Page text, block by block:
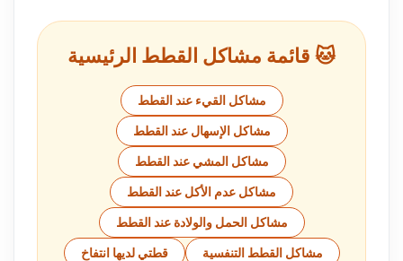
🐱 قائمة مشاكل القطط الرئيسية
مشاكل القيء عند القطط
مشاكل الإسهال عند القطط
مشاكل المشي عند القطط
مشاكل عدم الأكل عند القطط
مشاكل الحمل والولادة عند القطط
مشاكل القطط التنفسية قطتي لديها انتفاخ